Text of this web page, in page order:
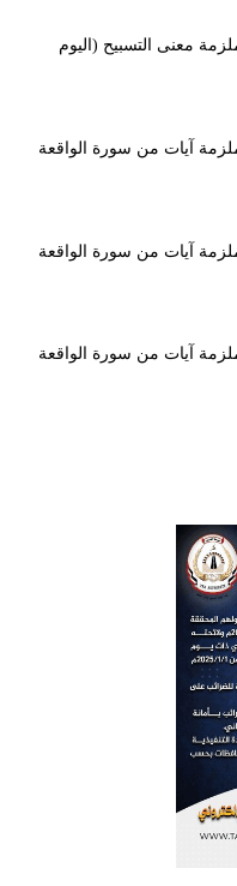
معنى التسبيح (اليوم
آيات من سورة الواقعة
آيات من سورة الواقعة
آيات من سورة الواقعة